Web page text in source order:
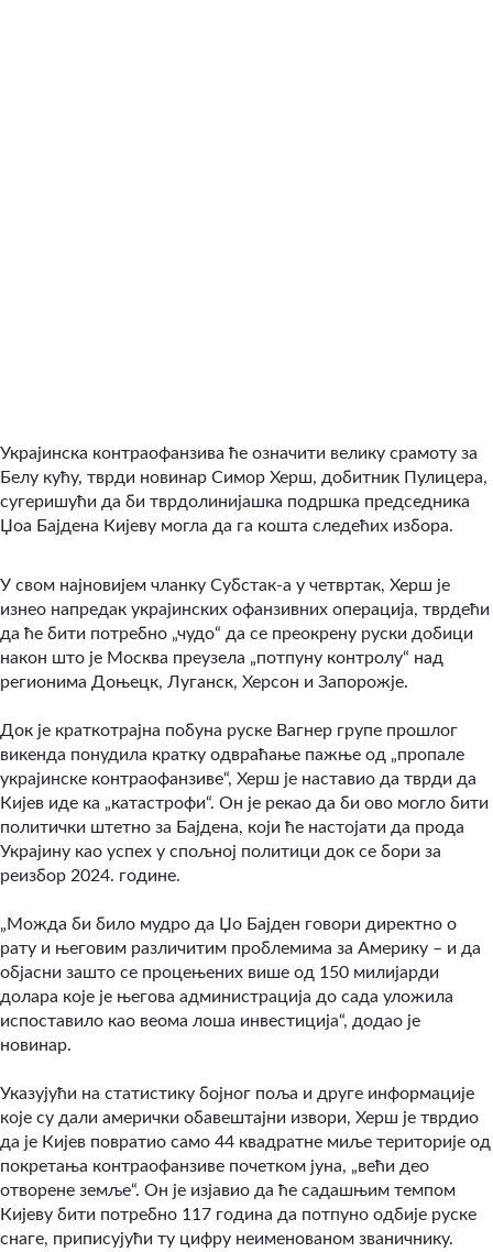
Украјинска контраофанзива ће означити велику срамоту за
Белу кућу, тврди новинар Симор Херш, добитник Пулицера,
сугеришући да би тврдолинијашка подршка председника
Џоа Бајдена Кијеву могла да га кошта следећих избора.
У свом најновијем чланку Субстак-а у четвртак, Херш је
изнео напредак украјинских офанзивних операција, тврдећи
да ће бити потребно „чудо“ да се преокрену руски добици
након што је Москва преузела „потпуну контролу“ над
регионима Доњецк, Луганск, Херсон и Запорожје.
Док је краткотрајна побуна руске Вагнер групе прошлог
викенда понудила кратку одвраћање пажње од „пропале
украјинске контраофанзиве“, Херш је наставио да тврди да
Кијев иде ка „катастрофи“. Он је рекао да би ово могло бити
политички штетно за Бајдена, који ће настојати да прода
Украјину као успех у спољној политици док се бори за
реизбор 2024. године.
„Можда би било мудро да Џо Бајден говори директно о
рату и његовим различитим проблемима за Америку – и да
објасни зашто се процењених више од 150 милијарди
долара које је његова администрација до сада уложила
испоставило као веома лоша инвестиција“, додао је
новинар.
Указујући на статистику бојног поља и друге информације
које су дали амерички обавештајни извори, Херш је тврдио
да је Кијев повратио само 44 квадратне миље територије од
покретања контраофанзиве почетком јуна, „већи део
отворене земље“. Он је изјавио да ће садашњим темпом
Кијеву бити потребно 117 година да потпуно одбије руске
снаге, приписујући ту цифру неименованом званичнику.